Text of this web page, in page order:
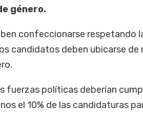
género.
confeccionarse respetando
candidatos deben ubicarse de
fuerzas políticas deberían
el 10% de las candidaturas